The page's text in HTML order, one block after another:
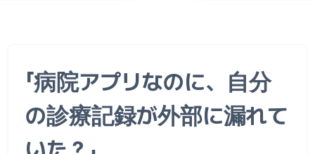
「病院アプリなのに、自分
の診療記録が外部に漏れて